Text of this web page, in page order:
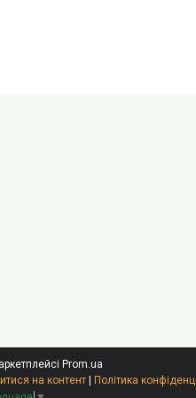
Prom.ua
на контент | Політика